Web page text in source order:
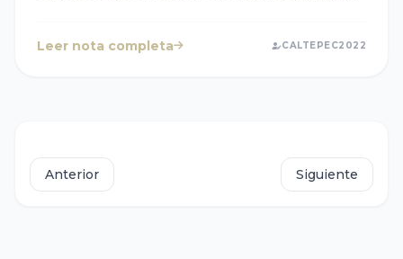
Leer nota completa CALTEPEC2022
Anterior Siguiente